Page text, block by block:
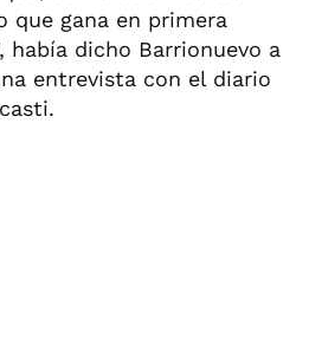
que gana en primera
había dicho Barrionuevo a
entrevista con el diario